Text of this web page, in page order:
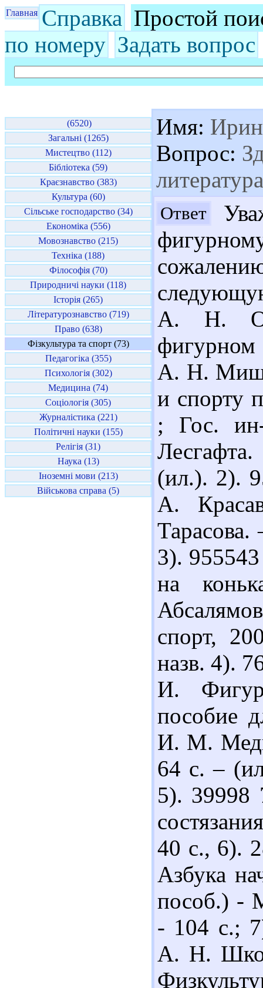
Главная Справка Простой
по номеру Задать вопрос
(6520)
Загальні (1265)
Мистецтво (112)
Бібліотека (59)
Краєзнавство (383)
Культура (60)
Сільське господарство (34)
Економіка (556)
Мовознавство (215)
Техніка (188)
Філософія (70)
Природничі науки (118)
Історія (265)
Літературознавство (719)
Право (638)
Фізкультура та спорт (73)
Педагогіка (355)
Психологія (302)
Медицина (74)
Соціологія (305)
Журналістика (221)
Політичні науки (155)
Релігія (31)
Наука (13)
Іноземні мови (213)
Військова справа (5)
Имя:
Вопрос:
Ответ
А. Н.
фигурном
А. Н.
и спорту
; Гос.
(ил.). 2).
А.
3).
на
спорт,
назв. 4).
И.
пособие
И. М.
64 с. –
5).
40 с., 6).
Азбука
пособ.) -
- 104 с.;
А. Н.